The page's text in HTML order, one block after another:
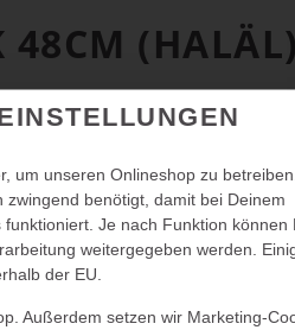
48CM (HALÄL)
um unseren Onlineshop zu betreiben.
benötigt, damit bei Deinem
Je nach Funktion können
weitergegeben werden.
der EU.
Außerdem setzen wir Marketing-